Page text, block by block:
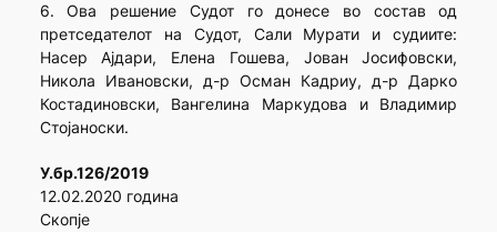
6. Ова решение Судот го донесе во состав од
претседателот на Судот, Сали Мурати и судиите:
Насер Ајдари, Елена Гошева, Јован Јосифовски,
Никола Ивановски, д-р Осман Кадриу, д-р Дарко
Костадиновски, Вангелина Маркудова и Владимир
Стојаноски.
У.бр.126/2019
12.02.2020 година
Скопје